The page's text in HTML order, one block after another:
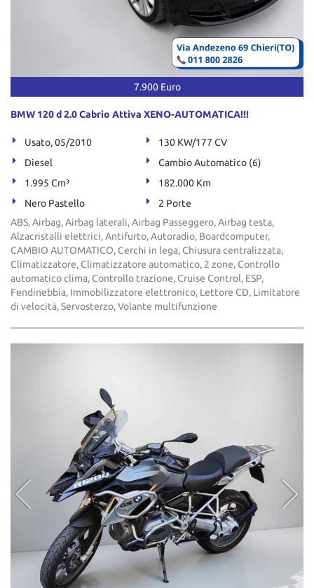
7.900 Euro
BMW 120 d 2.0 Cabrio Attiva XENO-AUTOMATICA!!!
Usato, 05/2010
130 KW/177 CV
Diesel
Cambio Automatico (6)
1.995 Cm³
182.000 Km
Nero Pastello
2 Porte
ABS, Airbag, Airbag laterali, Airbag Passeggero, Airbag testa,
Alzacristalli elettrici, Antifurto, Autoradio, Boardcomputer,
CAMBIO AUTOMATICO, Cerchi in lega, Chiusura centralizzata,
Climatizzatore, Climatizzatore automatico, 2 zone, Controllo
automatico clima, Controllo trazione, Cruise Control, ESP,
Fendinebbia, Immobilizzatore elettronico, Lettore CD, Limitatore
di velocità, Servosterzo, Volante multifunzione